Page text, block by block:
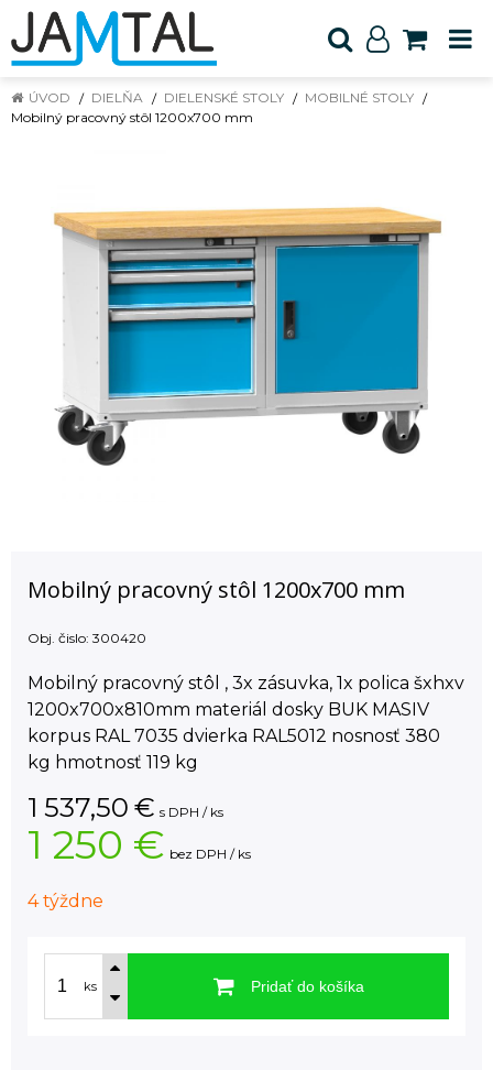
ÚVOD DIELŇA DIELENSKÉ STOLY
MOBILNÉ STOLY
Mobilný pracovný stôl 1200x700 mm
Mobilný pracovný stôl 1200x700 mm
Obj. čislo: 300420
Mobilný pracovný stôl , 3x zásuvka, 1x polica šxhxv
1200x700x810mm materiál dosky BUK MASIV
korpus RAL 7035 dvierka RAL5012 nosnosť 380
kg hmotnosť 119 kg
1 537,50 € s DPH / ks
1 250 € bez DPH / ks
4 týždne
ks Pridať do košíka